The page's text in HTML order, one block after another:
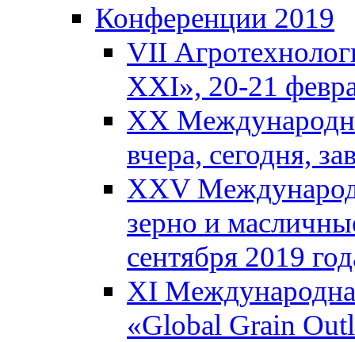
Конференции 2019
VII
XXI», 20-21
XX
вчера, сегодня,
XXV
зерно и
сентября 2019
XI
«Global Grain